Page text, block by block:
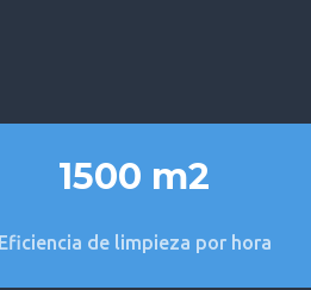
1500 m2
Eficiencia de limpieza por hora